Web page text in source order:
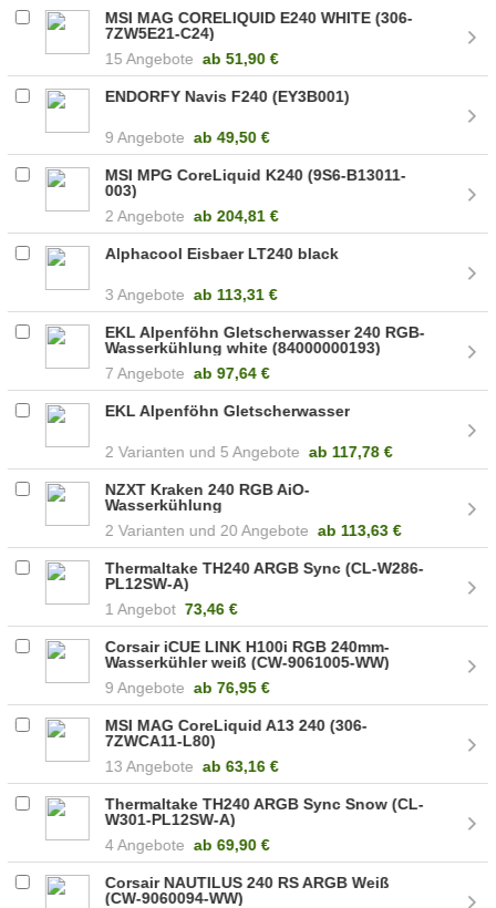
MSI MAG CORELIQUID E240 WHITE (306-
7ZW5E21-C24)
15 Angebote ab 51,90 €
ENDORFY Navis F240 (EY3B001)
9 Angebote ab49,50 €
MSI MPG CoreLiquid K240 (9S6-B13011-
003)
2 Angebote ab 204,81 €
Alphacool Eisbaer LT240 black
3 Angebote ab 113,31 €
EKL Alpenföhn Gletscherwasser 240 RGB-
Wasserkühlung white (84000000193)
7 Angebote ab 97,64 €
EKL Alpenföhn Gletscherwasser
2 5 Angebote ab 117,78 €
NZXT Kraken 240 RGB AiO-
Wasserkühlung
2
20 Angebote ab 113,63 €
Thermaltake TH240 ARGB Sync (CL-W286-
PL12SW-A)
1 Angebot 73,46 €
Corsair iCUE LINK H100i RGB 240mm-
Wasserkühler weiß (CW-9061005-WW)
9 Angebote ab 76,95 €
MSI MAG CoreLiquid A13 240 (306-
7ZWCA11-L80)
13 Angebote ab 63,16 €
Thermaltake TH240 ARGB Sync Snow (CL-
W301-PL12SW-A)
4 Angebote ab 69,90 €
Corsair NAUTILUS 240 RS ARGB Weiß
(CW-9060094-WW)